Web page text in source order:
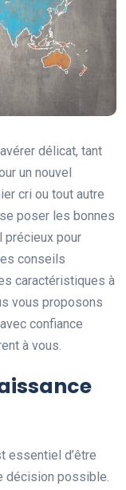
délicat, tant
un nouvel
cri ou tout autre
poser les bonnes
précieux pour
conseils
caractéristiques à
vous proposons
confiance
à vous.
essentiel d’être
décision possible.